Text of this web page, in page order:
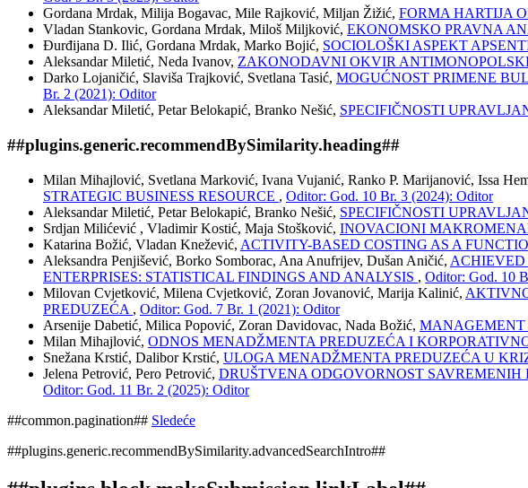
Gordana Mrdak, Milija Bogavac, Mile Rajković, Miljan Žižić, FORMA HARTIJA
Vladan Stankovic, Gordana Mrdak, Miloš Miljković, EKONOMSKO PRAVNA
Đurđijana D. Ilić, Gordana Mrdak, Marko Bojić, SOCIOLOŠKI ASPEKT
Aleksandar Miletić, Neda Ivanov, ZAKONODAVNI OKVIR
Darko Lojaničić, Slaviša Trajković, Svetlana Tasić, MOGUĆNOST PRIMENE
Br. 2 (2021): Oditor
Aleksandar Miletić, Petar Belokapić, Branko Nešić, SPECIFIČNOSTI
##plugins.generic.recommendBySimilarity.heading##
Milan Mihajlović, Svetlana Marković, Ivana Vujanić, Ranko P. Marijanović, Issa
STRATEGIC BUSINESS RESOURCE , Oditor: God. 10 Br. 3 (2024): Oditor
Aleksandar Miletić, Petar Belokapić, Branko Nešić, SPECIFIČNOSTI
Srdjan Milićević , Vladimir Kostić, Maja Stošković, INOVACIONI
Katarina Božić, Vladan Knežević, ACTIVITY-BASED COSTING AS A
Aleksandra Penjišević, Borko Somborac, Ana Anufrijev, Dušan Aničić, ACHIEVED
ENTERPRISES: STATISTICAL FINDINGS AND ANALYSIS , Oditor: God. 10
Milovan Cvjetković, Milena Cvjetković, Zoran Jovanović, Marija Kalinić,
PREDUZEĆA , Oditor: God. 7 Br. 1 (2021): Oditor
Arsenije Dabetić, Milica Popović, Zoran Davidovac, Nada Božić, MANAGEMENT
Milan Mihajlović, ODNOS MENADŽMENTA PREDUZEĆA I
Snežana Krstić, Dalibor Krstić, ULOGA MENADŽMENTA PREDUZEĆA U
Jelena Petrović, Pero Petrović, DRUŠTVENA ODGOVORNOST
Oditor: God. 11 Br. 2 (2025): Oditor
##common.pagination## Sledeće
##plugins.generic.recommendBySimilarity.advancedSearchIntro##